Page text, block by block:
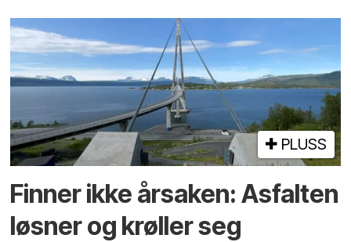
PLUSS
Finner ikke årsaken: Asfalten
løsner og krøller seg